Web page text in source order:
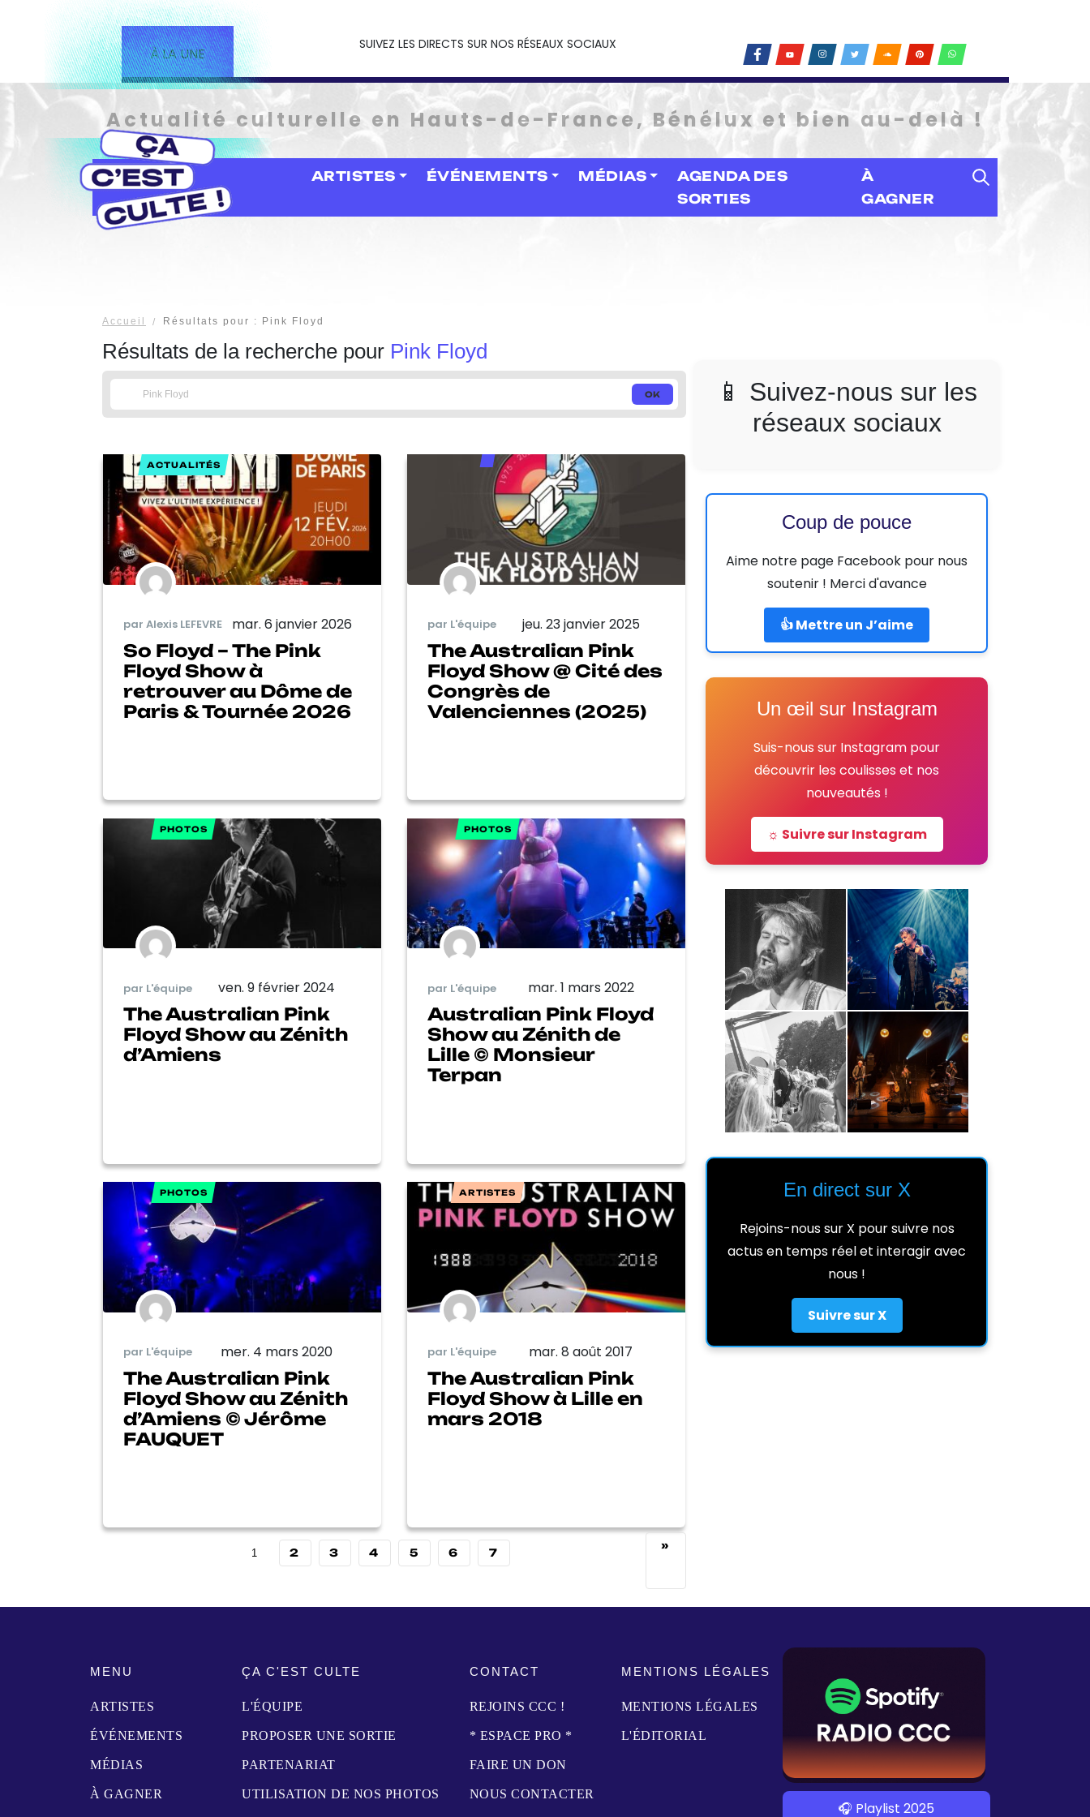
À LA UNE
SUIVEZ LES DIRECTS SUR NOS RÉSEAUX SOCIAUX
Actualité culturelle en Hauts-de-France, Bénélux et bien au-delà !
ARTISTES ÉVÉNEMENTS MÉDIAS
AGENDA DES
SORTIES
À
GAGNER
Accueil Résultats pour : Pink Floyd
Résultats de la recherche pour Pink Floyd
ACTUALITÉS
par Alexis LEFEVRE mar. 6 janvier 2026
So Floyd – The Pink
Floyd Show à
retrouver au Dôme de
Paris & Tournée 2026
par L'équipe jeu. 23 janvier 2025
The Australian Pink
Floyd Show @ Cité des
Congrès de
Valenciennes (2025)
PHOTOS
par L'équipe ven. 9 février 2024
The Australian Pink
Floyd Show au Zénith
d’Amiens
PHOTOS
par L'équipe mar. 1 mars 2022
Australian Pink Floyd
Show au Zénith de
Lille © Monsieur
Terpan
PHOTOS
par L'équipe mer. 4 mars 2020
The Australian Pink
Floyd Show au Zénith
d’Amiens © Jérôme
FAUQUET
ARTISTES
par L'équipe mar. 8 août 2017
The Australian Pink
Floyd Show à Lille en
mars 2018
1 2 3 4 5 6 7
»
📱 Suivez-nous sur les
réseaux sociaux
Coup de pouce
Aime notre page Facebook pour nous
soutenir ! Merci d'avance
👍 Mettre un J’aime
Un œil sur Instagram
Suis-nous sur Instagram pour
découvrir les coulisses et nos
nouveautés !
☼ Suivre sur Instagram
En direct sur X
Rejoins-nous sur X pour suivre nos
actus en temps réel et interagir avec
nous !
Suivre sur X
MENU
ARTISTES
ÉVÉNEMENTS
MÉDIAS
À GAGNER
ÇA C'EST CULTE
L'ÉQUIPE
PROPOSER UNE SORTIE
PARTENARIAT
UTILISATION DE NOS PHOTOS
CONTACT
REJOINS CCC !
* ESPACE PRO *
FAIRE UN DON
NOUS CONTACTER
MENTIONS LÉGALES
MENTIONS LÉGALES
L'ÉDITORIAL
🎧 Playlist 2025